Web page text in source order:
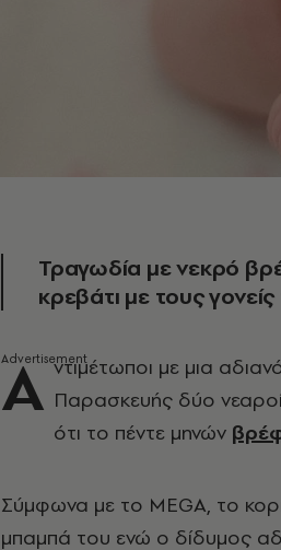
Τραγωδία με νεκρό
κρεβάτι με τους
Α ντιμέτωποι με μια
Παρασκευής δύο
ότι το πέντε μηνών
Σύμφωνα με το MEGA, το
μπαμπά του ενώ ο δίδυμος